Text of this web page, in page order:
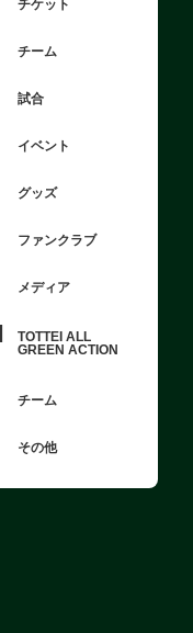
チケット
チーム
試合
イベント
グッズ
ファンクラブ
メディア
TOTTEI ALL
GREEN ACTION
チーム
その他